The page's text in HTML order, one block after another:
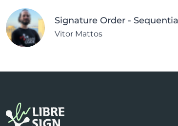
Signature Order -
Vitor Mattos